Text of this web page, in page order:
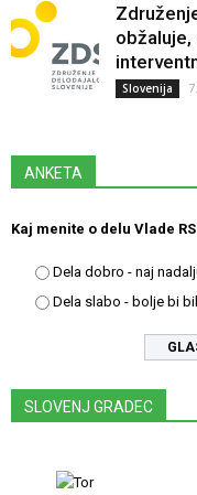
obžaluje,
Slovenija
ANKETA
Kaj menite o delu Vlade
Dela dobro - naj
Dela slabo - bolje bi
SLOVENJ GRADEC